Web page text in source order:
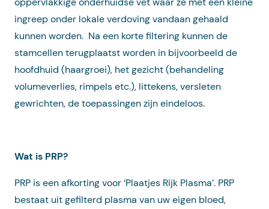
ingreep onder lokale verdoving vandaan gehaald
kunnen worden. Na een korte filtering kunnen de
stamcellen terugplaatst worden in bijvoorbeeld de
hoofdhuid (haargroei), het gezicht (behandeling
volumeverlies, rimpels etc.), littekens, versleten
gewrichten, de toepassingen zijn eindeloos.
Wat is PRP?
PRP is een afkorting voor ‘Plaatjes Rijk Plasma’. PRP
bestaat uit gefilterd plasma van uw eigen bloed,